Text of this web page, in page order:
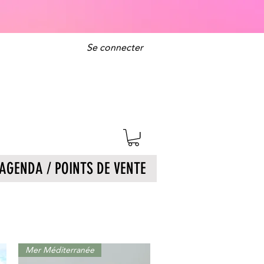
Se connecter
/ POINTS DE VENTE
Mer Méditerranée